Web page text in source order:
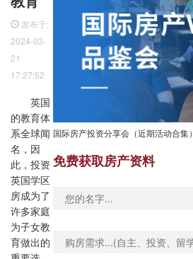
发布于:
2024-03-
21
17:27:52
英国
的教育体
系全球闻
名，因
此，投资
英国学区
房成为了
许多家庭
为子女教
育做出的
国际房产投资分享会（近期活动合集）
免费获取房产资料